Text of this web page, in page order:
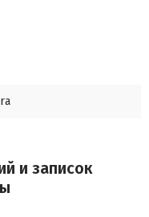
и записок